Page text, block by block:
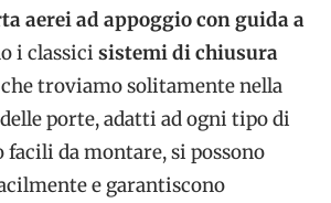
aerei ad appoggio con guida a
i classici sistemi di chiusura
troviamo solitamente nella
porte, adatti ad ogni tipo di
facili da montare, si possono
e garantiscono